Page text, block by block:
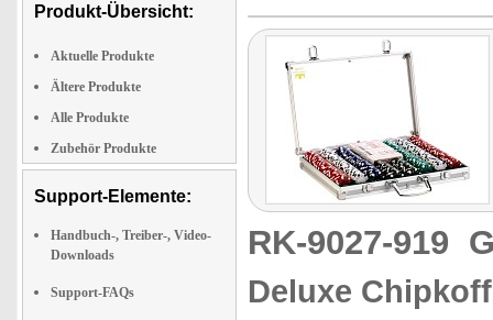
Produkt-Übersicht:
Aktuelle Produkte
Ältere Produkte
Alle Produkte
Zubehör Produkte
Support-Elemente:
Handbuch-, Treiber-, Video-
Downloads
Support-FAQs
RK-9027-919
Deluxe